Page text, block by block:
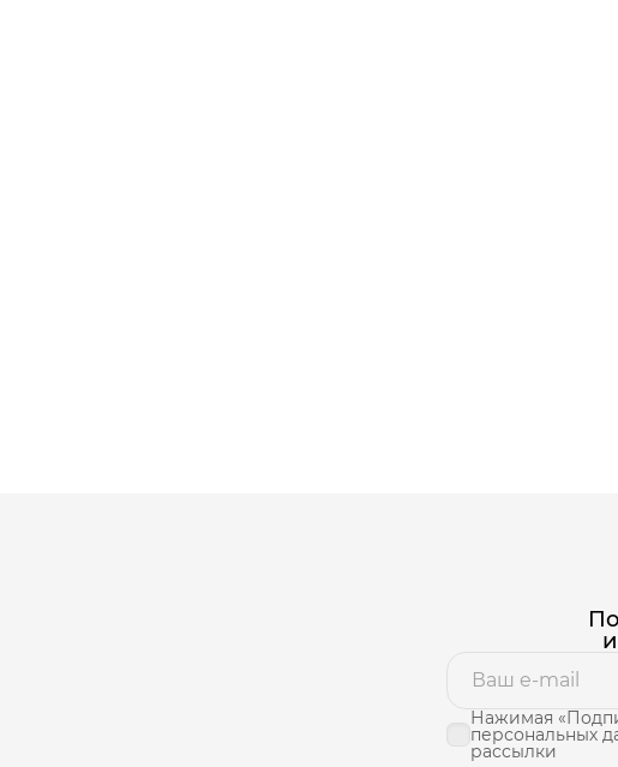
Нажимая
персональных
рассылки